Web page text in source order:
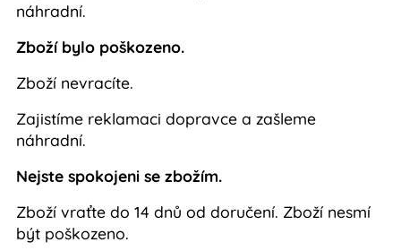
náhradní.
Zboží bylo poškozeno.
Zboží nevracíte.
Zajistíme reklamaci dopravce a zašleme
náhradní.
Nejste spokojeni se zbožím.
Zboží vraťte do 14 dnů od doručení. Zboží nesmí
být poškozeno.